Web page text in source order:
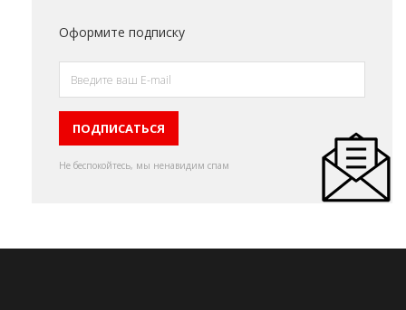
Оформите подписку
Не беспокойтесь, мы ненавидим спам